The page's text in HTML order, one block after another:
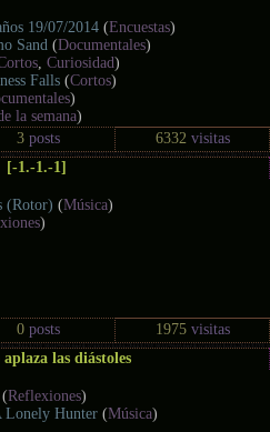
19/07/2014 (Encuestas)
Sand (Documentales)
,Curiosidad)
Falls (Cortos)
)
la semana)
3posts 6332 visitas
[-1.-1.-1]
(Rotor) (Música)
)
0posts 1975visitas
aplaza las diástoles
(Reflexiones)
Lonely Hunter (Música)